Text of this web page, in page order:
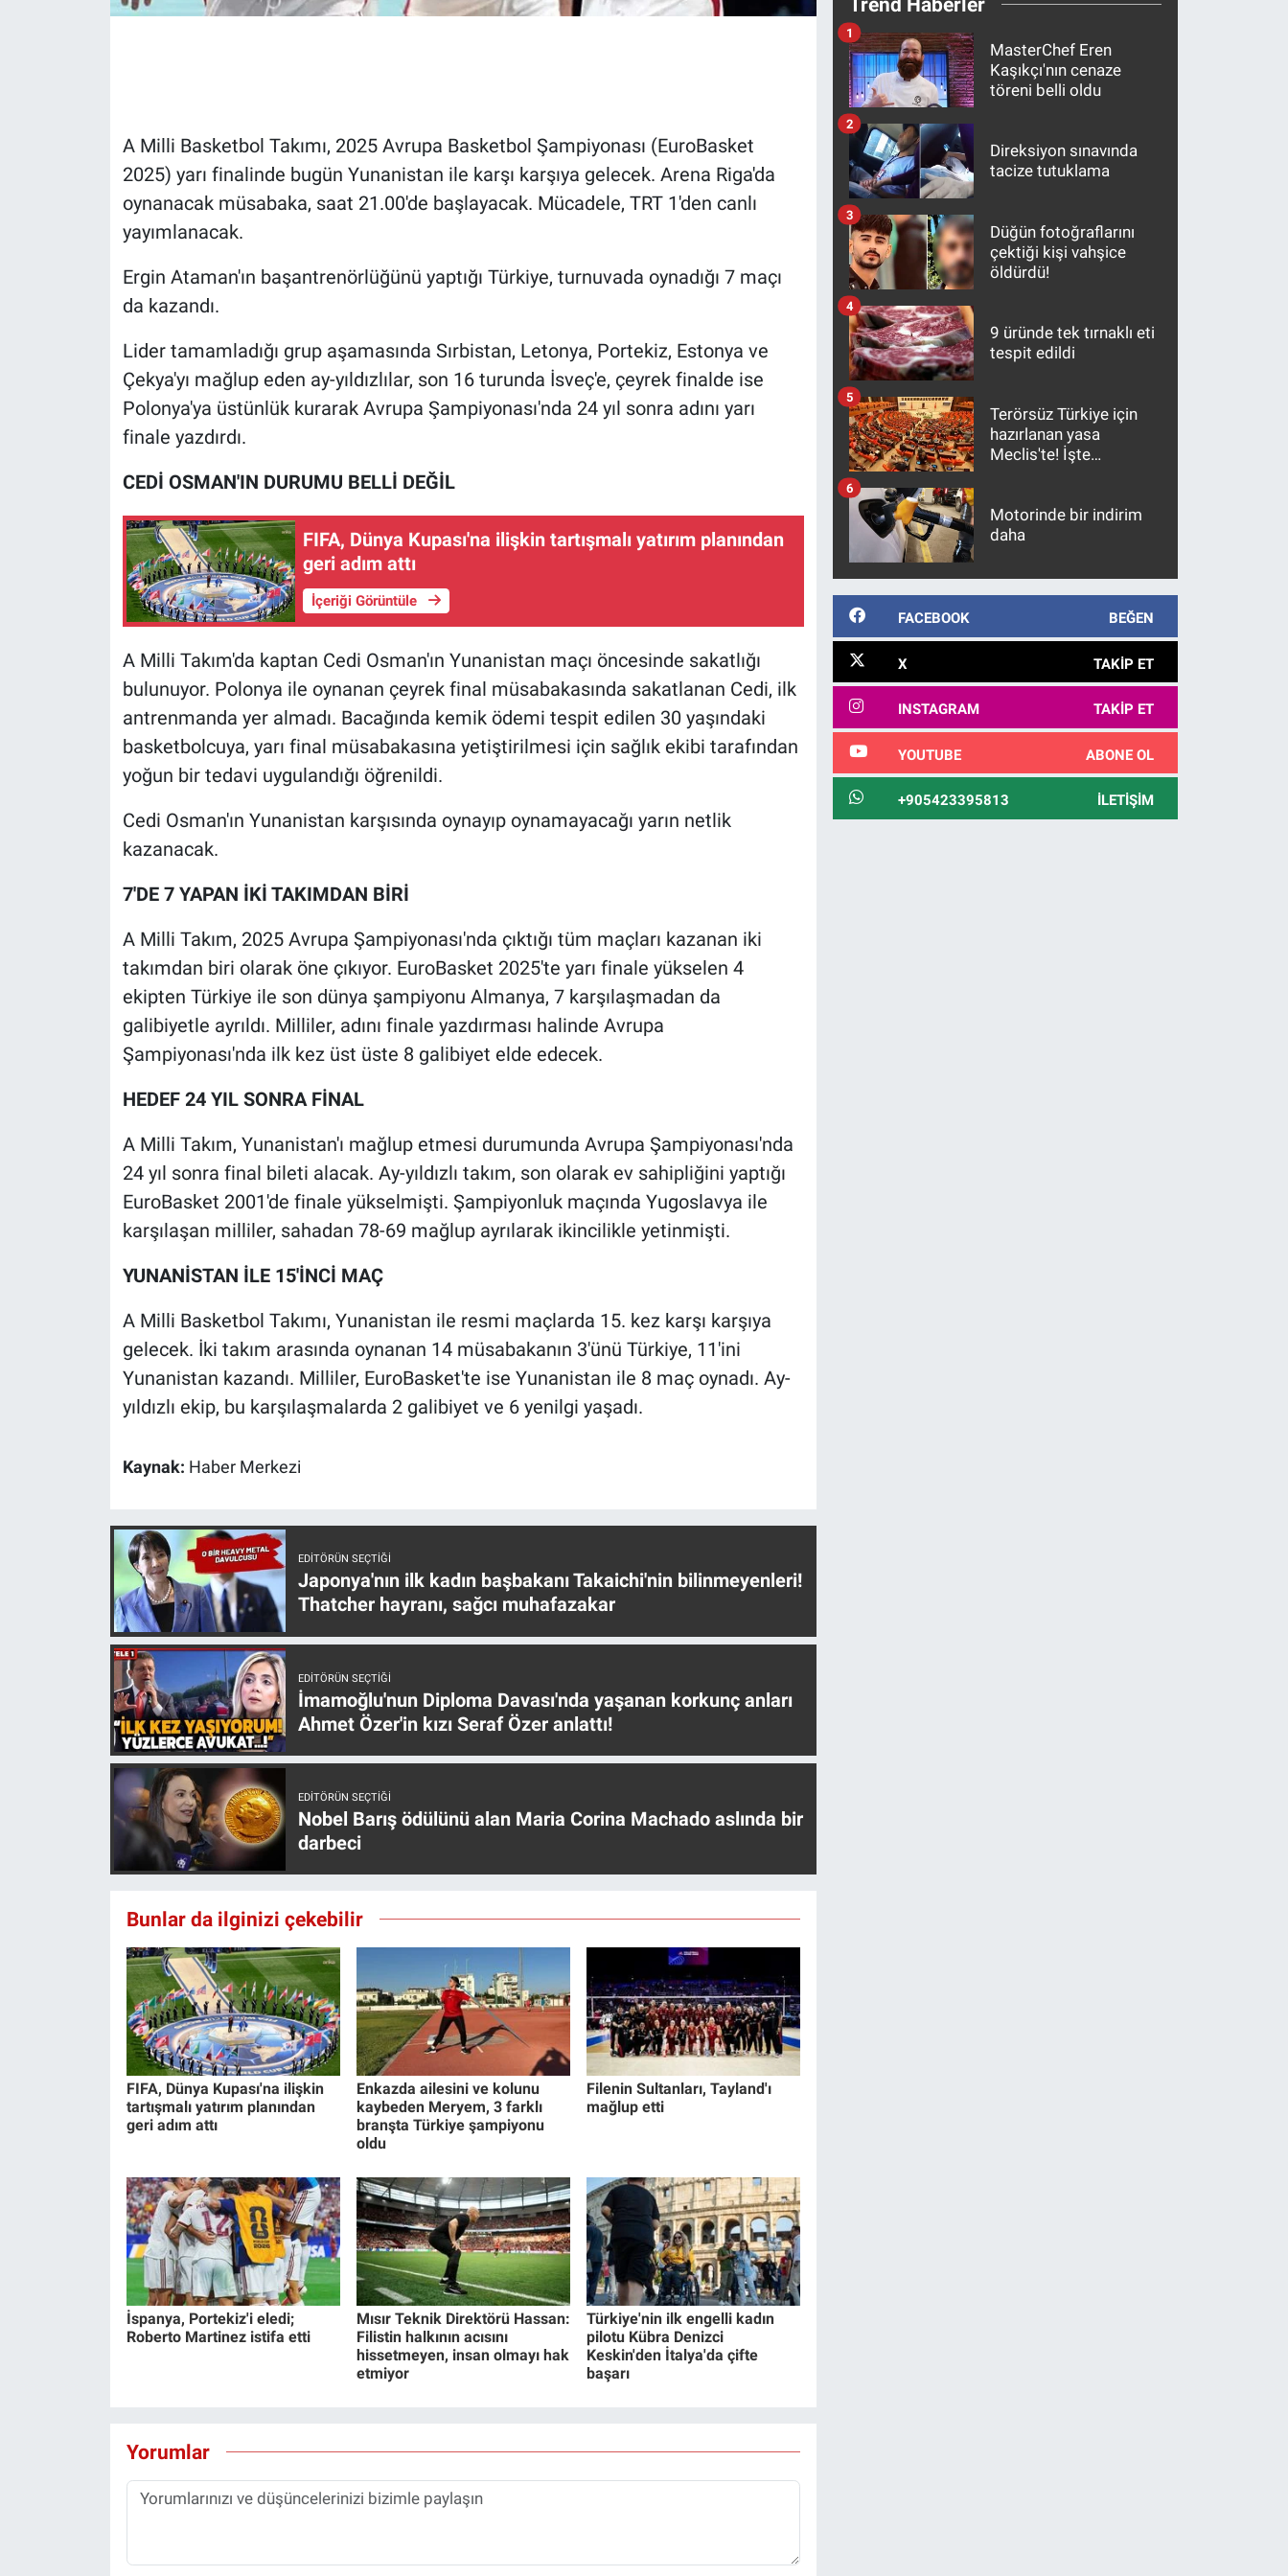
A Milli Basketbol Takımı, 2025 Avrupa Basketbol Şampiyonası (EuroBasket
2025) yarı finalinde bugün Yunanistan ile karşı karşıya gelecek. Arena Riga'da
oynanacak müsabaka, saat 21.00'de başlayacak. Mücadele, TRT 1'den canlı
yayımlanacak.
Ergin Ataman'ın başantrenörlüğünü yaptığı Türkiye, turnuvada oynadığı 7 maçı
da kazandı.
Lider tamamladığı grup aşamasında Sırbistan, Letonya, Portekiz, Estonya ve
Çekya'yı mağlup eden ay-yıldızlılar, son 16 turunda İsveç'e, çeyrek finalde ise
Polonya'ya üstünlük kurarak Avrupa Şampiyonası'nda 24 yıl sonra adını yarı
finale yazdırdı.
CEDİ OSMAN'IN DURUMU BELLİ DEĞİL
FIFA, Dünya Kupası'na ilişkin tartışmalı yatırım planından
geri adım attı
İçeriği Görüntüle
A Milli Takım'da kaptan Cedi Osman'ın Yunanistan maçı öncesinde sakatlığı
bulunuyor. Polonya ile oynanan çeyrek final müsabakasında sakatlanan Cedi, ilk
antrenmanda yer almadı. Bacağında kemik ödemi tespit edilen 30 yaşındaki
basketbolcuya, yarı final müsabakasına yetiştirilmesi için sağlık ekibi tarafından
yoğun bir tedavi uygulandığı öğrenildi.
Cedi Osman'ın Yunanistan karşısında oynayıp oynamayacağı yarın netlik
kazanacak.
7'DE 7 YAPAN İKİ TAKIMDAN BİRİ
A Milli Takım, 2025 Avrupa Şampiyonası'nda çıktığı tüm maçları kazanan iki
takımdan biri olarak öne çıkıyor. EuroBasket 2025'te yarı finale yükselen 4
ekipten Türkiye ile son dünya şampiyonu Almanya, 7 karşılaşmadan da
galibiyetle ayrıldı. Milliler, adını finale yazdırması halinde Avrupa
Şampiyonası'nda ilk kez üst üste 8 galibiyet elde edecek.
HEDEF 24 YIL SONRA FİNAL
A Milli Takım, Yunanistan'ı mağlup etmesi durumunda Avrupa Şampiyonası'nda
24 yıl sonra final bileti alacak. Ay-yıldızlı takım, son olarak ev sahipliğini yaptığı
EuroBasket 2001'de finale yükselmişti. Şampiyonluk maçında Yugoslavya ile
karşılaşan milliler, sahadan 78-69 mağlup ayrılarak ikincilikle yetinmişti.
YUNANİSTAN İLE 15'İNCİ MAÇ
A Milli Basketbol Takımı, Yunanistan ile resmi maçlarda 15. kez karşı karşıya
gelecek. İki takım arasında oynanan 14 müsabakanın 3'ünü Türkiye, 11'ini
Yunanistan kazandı. Milliler, EuroBasket'te ise Yunanistan ile 8 maç oynadı. Ay-
yıldızlı ekip, bu karşılaşmalarda 2 galibiyet ve 6 yenilgi yaşadı.
Kaynak: Haber Merkezi
EDITÖRÜN SEÇTIĞI
Japonya'nın ilk kadın başbakanı Takaichi'nin bilinmeyenleri!
Thatcher hayranı, sağcı muhafazakar
EDITÖRÜN SEÇTIĞI
İmamoğlu'nun Diploma Davası'nda yaşanan korkunç anları
Ahmet Özer'in kızı Seraf Özer anlattı!
EDITÖRÜN SEÇTIĞI
Nobel Barış ödülünü alan Maria Corina Machado aslında bir
darbeci
Bunlar da ilginizi çekebilir
FIFA, Dünya Kupası'na ilişkin
tartışmalı yatırım planından
geri adım attı
Enkazda ailesini ve kolunu
kaybeden Meryem, 3 farklı
branşta Türkiye şampiyonu
oldu
Filenin Sultanları, Tayland'ı
mağlup etti
İspanya, Portekiz'i eledi;
Roberto Martinez istifa etti
Mısır Teknik Direktörü Hassan:
Filistin halkının acısını
hissetmeyen, insan olmayı hak
etmiyor
Türkiye'nin ilk engelli kadın
pilotu Kübra Denizci
Keskin'den İtalya'da çifte
başarı
Yorumlar
MasterChef Eren
Kaşıkçı'nın cenaze
töreni belli oldu
1
Direksiyon sınavında
tacize tutuklama
2
Düğün fotoğraflarını
çektiği kişi vahşice
öldürdü!
3
9 üründe tek tırnaklı eti
tespit edildi
4
Terörsüz Türkiye için
hazırlanan yasa
Meclis'te! İşte
5
Motorinde bir indirim
daha
6
FACEBOOK BEĞEN
X TAKIP ET
INSTAGRAM TAKIP ET
YOUTUBE ABONE OL
+905423395813 İLETIŞIM
Koronavirüs
Kültür Sanat
Ne demişti
Programlar
Teknoloji
Türkiye'nin Geleceği
Türkiye'nin Gündemi
Yerel Gündem